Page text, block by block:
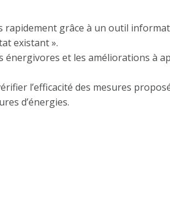
rapidement grâce à un outil
existant ».
et les améliorations à
l’efficacité des mesures
d’énergies.